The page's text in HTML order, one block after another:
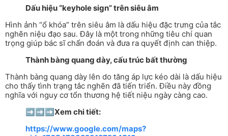
Dấu hiệu “keyhole sign” trên siêu âm
Hình ảnh “ổ khóa” trên siêu âm là dấu hiệu đặc trưng của tắc
nghẽn niệu đạo sau. Đây là một trong những tiêu chí quan
trọng giúp bác sĩ chẩn đoán và đưa ra quyết định can thiệp.
Thành bàng quang dày, cấu trúc bất thường
Thành bàng quang dày lên do tăng áp lực kéo dài là dấu hiệu
cho thấy tình trạng tắc nghẽn đã tiến triển. Điều này đồng
nghĩa với nguy cơ tổn thương hệ tiết niệu ngày càng cao.
➡️➡️➡️ Xem chi tiết:
https://www.google.com/maps?